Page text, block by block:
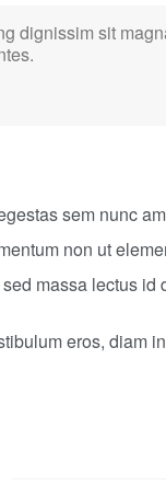
dignissim sit
sem nunc
non ut
massa lectus id
eros, diam